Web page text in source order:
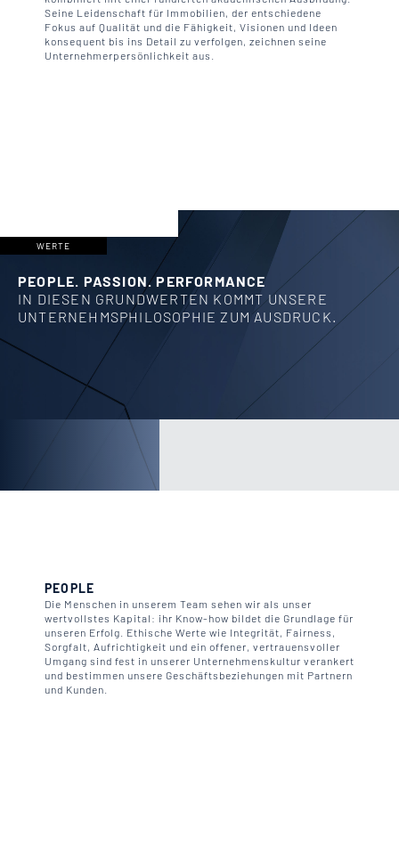
Seine Leidenschaft für Immobilien, der entschiedene
Fokus auf Qualität und die Fähigkeit, Visionen und Ideen
konsequent bis ins Detail zu verfolgen, zeichnen seine
Unternehmerpersönlichkeit aus.
WERTE
PEOPLE. PASSION. PERFORMANCE
IN DIESEN GRUNDWERTEN KOMMT UNSERE
UNTERNEHMSPHILOSOPHIE ZUM AUSDRUCK.
PEOPLE
Die Menschen in unserem Team sehen wir als unser
wertvollstes Kapital: ihr Know-how bildet die Grundlage für
unseren Erfolg. Ethische Werte wie Integrität, Fairness,
Sorgfalt, Aufrichtigkeit und ein offener, vertrauensvoller
Umgang sind fest in unserer Unternehmenskultur verankert
und bestimmen unsere Geschäftsbeziehungen mit Partnern
und Kunden.